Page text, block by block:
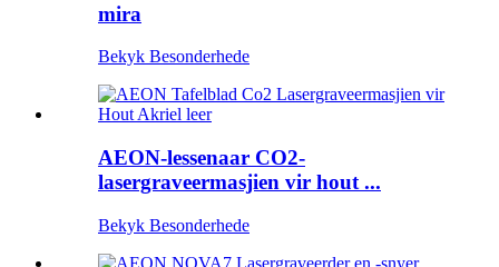
mira
Bekyk Besonderhede
AEON-lessenaar CO2-
lasergraveermasjien vir hout ...
Bekyk Besonderhede